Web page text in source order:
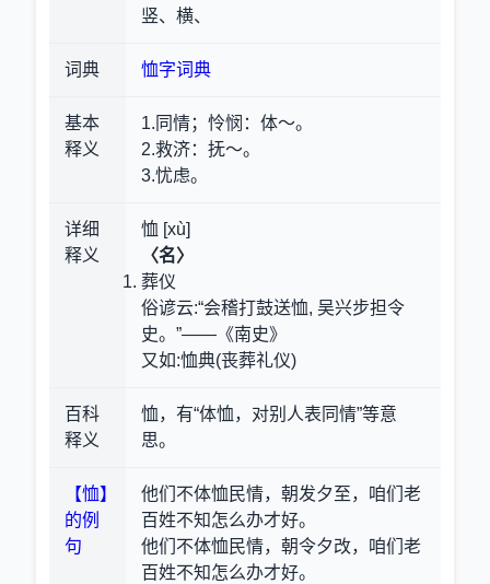
竖、横、
词典 恤字词典
基本
释义
1.同情；怜悯 ：体～。
2.救济：抚～。
3.忧虑。
详细
释义
恤 [xù]
〈名〉
葬仪
俗谚云:“会稽打鼓送恤, 吴兴步担令
史。”——《南史》
又如:恤典(丧葬礼仪)
百科
释义
恤，有“体恤，对别人表同情”等意
思。
【恤】
的例
句
他们不体恤民情，朝发夕至，咱们老
百姓不知怎么办才好。
他们不体恤民情，朝令夕改，咱们老
百姓不知怎么办才好。